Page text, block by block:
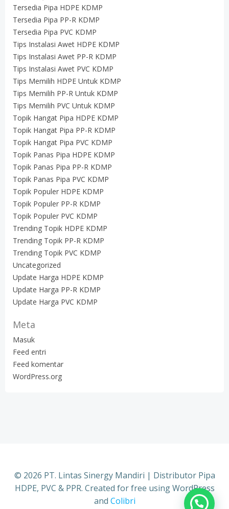
Tersedia Pipa HDPE KDMP
Tersedia Pipa PP-R KDMP
Tersedia Pipa PVC KDMP
Tips Instalasi Awet HDPE KDMP
Tips Instalasi Awet PP-R KDMP
Tips Instalasi Awet PVC KDMP
Tips Memilih HDPE Untuk KDMP
Tips Memilih PP-R Untuk KDMP
Tips Memilih PVC Untuk KDMP
Topik Hangat Pipa HDPE KDMP
Topik Hangat Pipa PP-R KDMP
Topik Hangat Pipa PVC KDMP
Topik Panas Pipa HDPE KDMP
Topik Panas Pipa PP-R KDMP
Topik Panas Pipa PVC KDMP
Topik Populer HDPE KDMP
Topik Populer PP-R KDMP
Topik Populer PVC KDMP
Trending Topik HDPE KDMP
Trending Topik PP-R KDMP
Trending Topik PVC KDMP
Uncategorized
Update Harga HDPE KDMP
Update Harga PP-R KDMP
Update Harga PVC KDMP
Meta
Masuk
Feed entri
Feed komentar
WordPress.org
© 2026 PT. Lintas Sinergy Mandiri | Distributor Pipa
HDPE, PVC & PPR. Created for free using WordPress
and Colibri